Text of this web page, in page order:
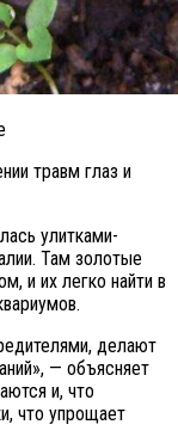
травм глаз и
улитками-
Там золотые
и их легко найти в
делают
— объясняет
и, что
что упрощает